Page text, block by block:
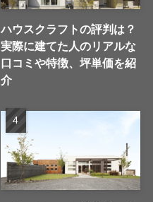
ハウスクラフトの評判は？
実際に建てた人のリアルな
口コミや特徴、坪単価を紹
介